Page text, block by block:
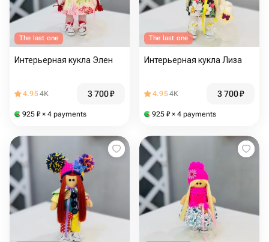
The last one
Интерьерная кукла Элен
4.954K 3 700₽
925 ₽ × 4 payments
The last one
Интерьерная кукла Лиза
4.954K 3 700₽
925 ₽ × 4 payments